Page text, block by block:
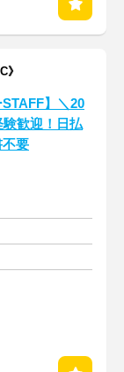
STAFF】＼20
験歓迎！日払
要